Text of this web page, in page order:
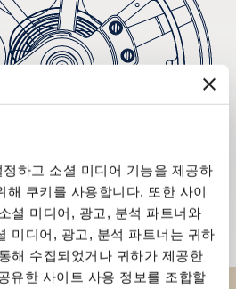
하고 소셜 미디어 기능을 제공하
해 쿠키를 사용합니다. 또한 사이
셜 미디어, 광고, 분석 파트너와
미디어, 광고, 분석 파트너는 귀하
해 수집되었거나 귀하가 제공한
유한 사이트 사용 정보를 조합할